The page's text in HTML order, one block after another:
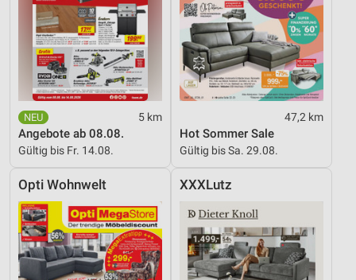
5 km
Angebote ab 08.08.
Gültig bis Fr. 14.08.
47,2 km
Hot Sommer Sale
Gültig bis Sa. 29.08.
Opti Wohnwelt XXXLutz